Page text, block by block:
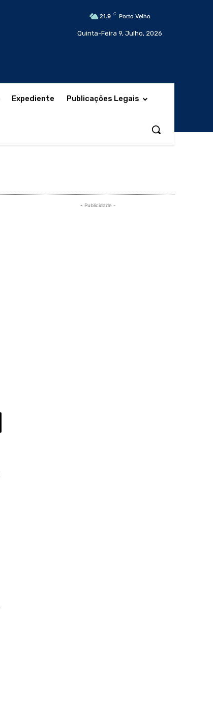
21.9 C Porto Velho
Quinta-Feira 9, Julho, 2026
Expediente Publicações Legais
- Publicidade -